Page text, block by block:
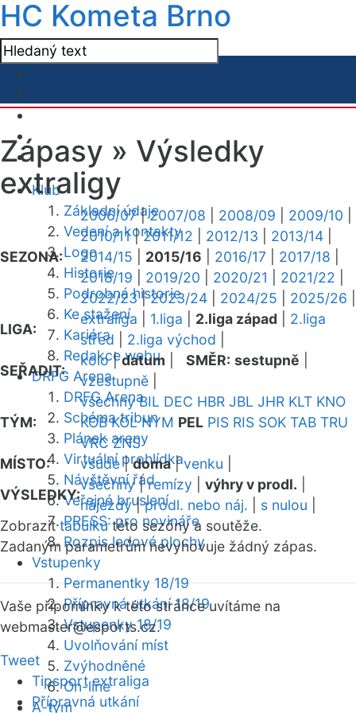
HC Kometa Brno
Klub
Základní údaje
Vedení a kontakty
Logo
Historie
Podrobná historie
Ke stažení
Kariéra
Redakce webu
DRFG Arena
DRFG Arena
Schéma tribun
Plánek areny
Virtuální prohlídka
Návštěvní řád
Veřejné bruslení
PRESS: pro novináře
Rozpis ledové plochy
Vstupenky
Permanentky 18/19
Přípravná utkání 18/19
Vstupenky 18/19
Uvolňování míst
Zvýhodněné
On-line
A-tým
Zápasy » Výsledky
extraligy
SEZONA:
2006/07|2007/08 2008/09 2009/10
2010/11|2011/12 2012/13 2013/14
2014/15
2015/16 2016/17 2017/18
2018/19
2019/20 2020/21 2021/22
2022/23|2023/24 2024/25 2025/26
LIGA:
extraliga 1.liga 2.liga západ
2.liga
střed
2.liga východ
SEŘADIT:
kolo|datum SMĚR: sestupně
vzestupně
TÝM:
všechny BIL DEC HBR JBL JHR KLT KNO
KOB KOL NYM PEL PIS RIS SOK TAB TRU
VRC ZNS
MÍSTO:
všude|doma|venku
VÝSLEDKY:
všechny|remízy výhry v prodl.
nájezdy|prodl. nebo náj. s nulou
Zobrazittabulkutéto sezóny a soutěže.
Zadaným parametrům nevyhovuje žádný zápas.
Vaše připomínky k této stránce uvítáme na
webmaster@esports.cz.
Tweet
Tipsport extraliga
Přípravná utkání